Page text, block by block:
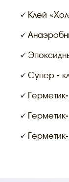
Клей
Супер -